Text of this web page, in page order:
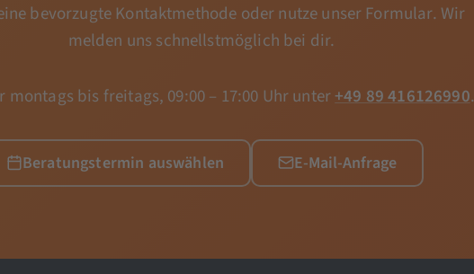
bevorzugte Kontaktmethode oder nutze unser Formular. Wir
melden uns schnellstmöglich bei dir.
montags bis freitags, 09:00 – 17:00 Uhr unter+49 89 416126990.
Beratungstermin auswählen E-Mail-Anfrage